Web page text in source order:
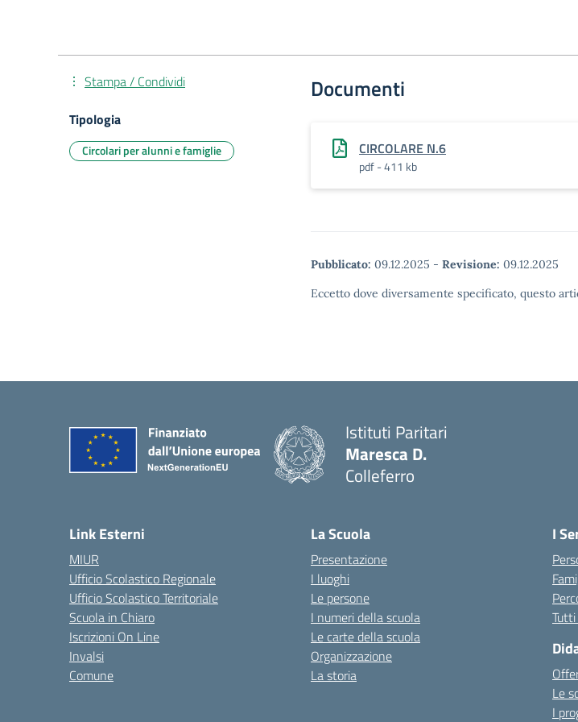
Documenti
CIRCOLARE N.6
pdf - 411 kb
Pubblicato: 09.12.2025 - Revisione: 09.12.2025
Eccetto dove diversamente specificato, questo
Stampa / Condividi
Tipologia
Circolari per alunni e famiglie
Istituti Paritari
Maresca D.
Colleferro
Link Esterni
MIUR
Ufficio Scolastico Regionale
Ufficio Scolastico Territoriale
Scuola in Chiaro
Iscrizioni On Line
Invalsi
Comune
La Scuola
Presentazione
I luoghi
Le persone
I numeri della scuola
Le carte della scuola
Organizzazione
La storia
I
Le
I